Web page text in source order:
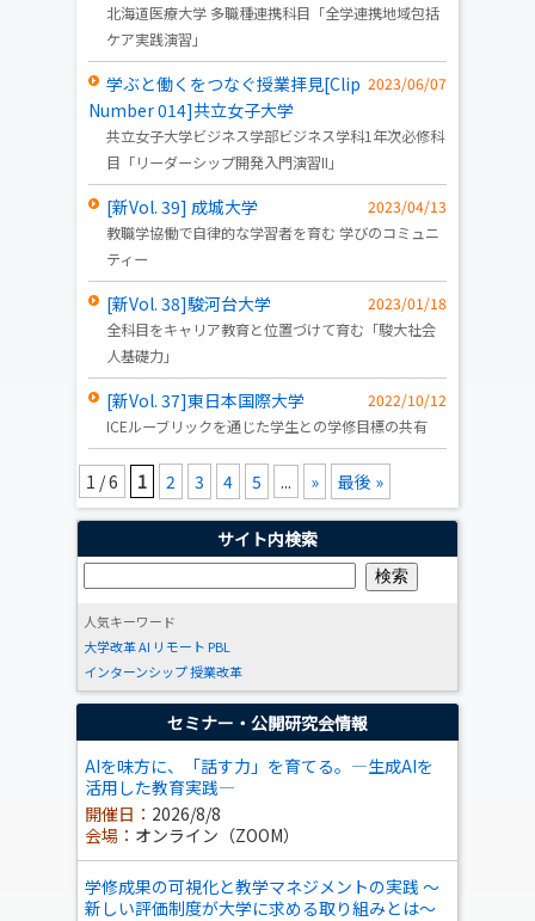
北海道医療大学 多職種連携科目「全学連携地域包括
ケア実践演習」
2023/06/07
学ぶと働くをつなぐ授業拝見[Clip
Number 014]共立女子大学
共立女子大学ビジネス学部ビジネス学科1年次必修科
目「リーダーシップ開発入門演習II」
2023/04/13
[新Vol. 39] 成城大学
教職学協働で自律的な学習者を育む 学びのコミュニ
ティー
2023/01/18
[新Vol. 38]駿河台大学
全科目をキャリア教育と位置づけて育む「駿大社会
人基礎力」
2022/10/12
[新Vol. 37]東日本国際大学
ICEルーブリックを通じた学生との学修目標の共有
1 / 6 1 2 3 4 5 ... » 最後 »
サイト内検索
人気キーワード
大学改革AI リモート PBL
インターンシップ授業改革
セミナー・公開研究会情報
AIを味方に、「話す力」を育てる。―生成AIを
活用した教育実践―
開催日： 2026/8/8
会場： オンライン（ZOOM）
学修成果の可視化と教学マネジメントの実践 ～
新しい評価制度が大学に求める取り組みとは～